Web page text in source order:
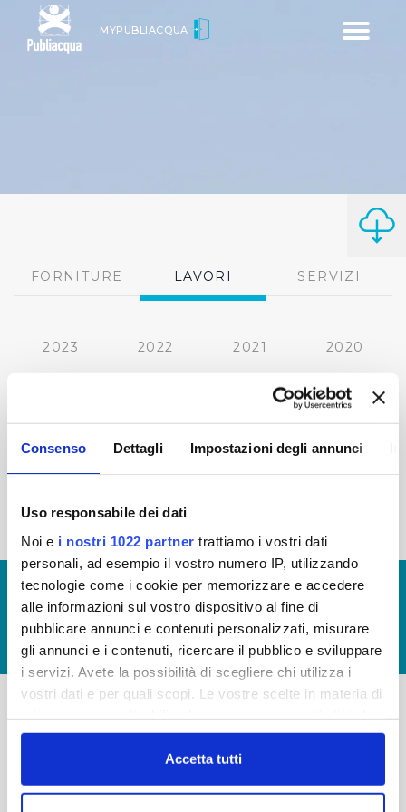
Consenso Dettagli Impostazioni degli annunci
Uso responsabile dei dati
Noi e i nostri 1022 partner trattiamo i vostri dati
personali, ad esempio il vostro numero IP, utilizzando
tecnologie come i cookie per memorizzare e accedere
alle informazioni sul vostro dispositivo al fine di
pubblicare annunci e contenuti personalizzati, misurare
gli annunci e i contenuti, ricercare il pubblico e sviluppare
i servizi. Avete la possibilità di scegliere chi utilizza i
vostri dati e per quali scopi. Le vostre scelte in materia di
in cui avete effettuato le vostre scelte. È possibile
modificare o revocare il proprio consenso in qualsiasi
momento dalla Dichiarazione sui cookie o facendo clic
Accetta tutti
Toggle
MYPUBLIACQUA
FORNITURE LAVORI SERVIZI
2023 2022 2021 2020
2016
2015 2014 2013 2012
2010
© Copyright 2017 - 2026
GLOSSARIO
GIUDICA IL SERVIZIO
LAVORA CON NOI
Via Villamagna 90/c -
-
FAQ
PRIVACY POLICY